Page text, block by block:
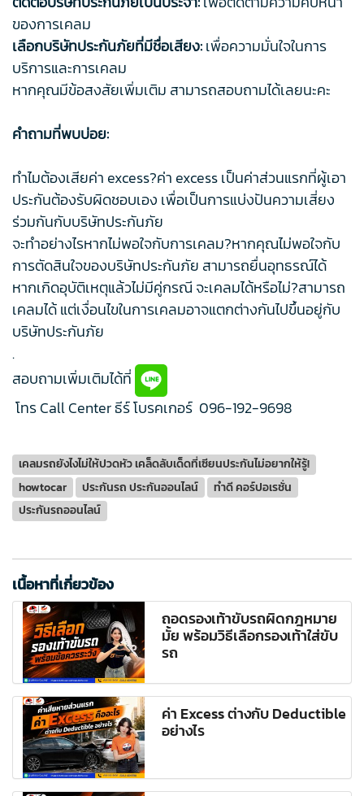
ของการเคลม
เลือกบริษัทประกันภัยที่มีชื่อเสียง:เพื่อความมั่นใจในการ
บริการและการเคลม
หากคุณมีข้อสงสัยเพิ่มเติม สามารถสอบถามได้เลยนะคะ
คำถามที่พบบ่อย:
ทำไมต้องเสียค่า excess?ค่า excess เป็นค่าส่วนแรกที่ผู้เอา
ประกันต้องรับผิดชอบเอง เพื่อเป็นการแบ่งปันความเสี่ยง
ร่วมกันกับบริษัทประกันภัย
จะทำอย่างไรหากไม่พอใจกับการเคลม?หากคุณไม่พอใจกับ
การตัดสินใจของบริษัทประกันภัย สามารถยื่นอุทธรณ์ได้
หากเกิดอุบัติเหตุแล้วไม่มีคู่กรณี จะเคลมได้หรือไม่?สามารถ
เคลมได้ แต่เงื่อนไขในการเคลมอาจแตกต่างกันไปขึ้นอยู่กับ
บริษัทประกันภัย
.
สอบถามเพิ่มเติมได้ที่
โทร Call Center ธีร์ โบรคเกอร์ 096-192-9698
เคลมรถยังไงไม่ให้ปวดหัว เคล็ดลับเด็ดที่เซียนประกันไม่อยากให้รู้!
howtocar
ประกันรถ ประกันออนไลน์
ทำดี คอร์ปอเรชั่น
ประกันรถออนไลน์
เนื้อหาที่เกี่ยวข้อง
ถอดรองเท้าขับรถผิดกฎหมาย
มั้ย พร้อมวิธีเลือกรองเท้าใส่ขับ
รถ
ค่า Excess ต่างกับ Deductible
อย่างไร